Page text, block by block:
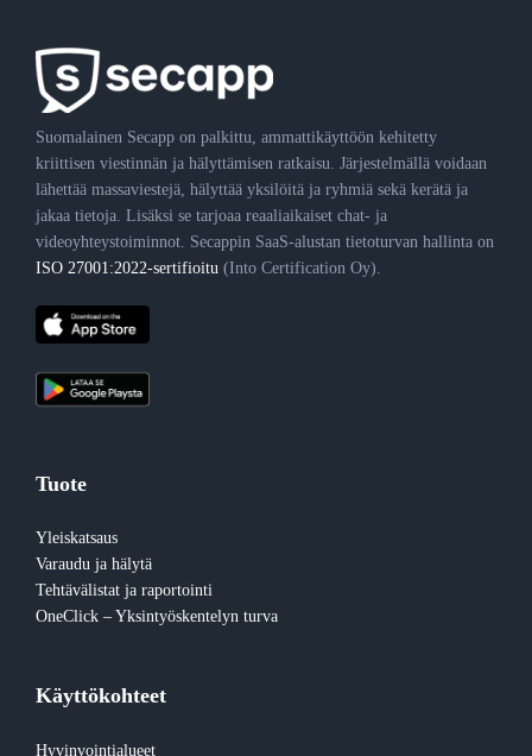
Suomalainen Secapp on palkittu, ammattikäyttöön kehitetty
kriittisen viestinnän ja hälyttämisen ratkaisu. Järjestelmällä voidaan
lähettää massaviestejä, hälyttää yksilöitä ja ryhmiä sekä kerätä ja
jakaa tietoja. Lisäksi se tarjoaa reaaliaikaiset chat- ja
videoyhteystoiminnot. Secappin SaaS-alustan tietoturvan hallinta on
ISO 27001:2022-sertifioitu (Into Certification Oy).
Tuote
Yleiskatsaus
Varaudu ja hälytä
Tehtävälistat ja raportointi
OneClick – Yksintyöskentelyn turva
Käyttökohteet
Hyvinvointialueet